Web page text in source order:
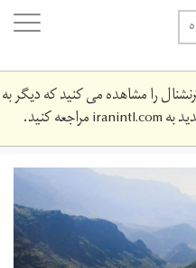
را مشاهده می کنید که دیگر به
بهiranintl.comمراجعه کنید.